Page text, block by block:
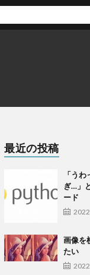
最近の投稿
「う
ぎ…」
ード
画像を
たい